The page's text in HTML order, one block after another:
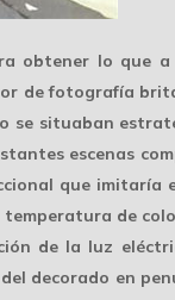
obtener lo que
de fotografía
se situaban
escenas
que imitaría
de
de la luz
decorado en